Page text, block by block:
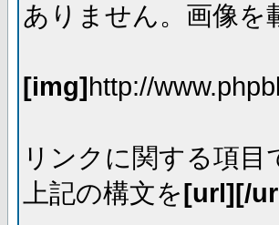
ありません。画像を
[img]http://
リンクに関する項
上記の構文を[url][/